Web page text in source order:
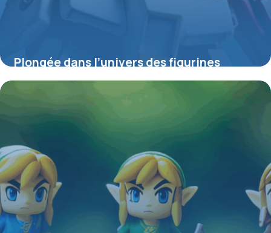
Plongée dans l’univers des figurines
Gundam : entre passion, collection et
4 juillet 2025